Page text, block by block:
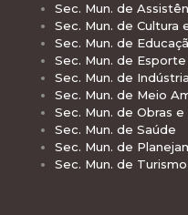
Sec. Mun. de
Sec. Mun. de Cultura
Sec. Mun. de
Sec. Mun. de
Sec. Mun. de
Sec. Mun. de Meio
Sec. Mun. de Obras
Sec. Mun. de Saúde
Sec. Mun. de
Sec. Mun. de Turismo